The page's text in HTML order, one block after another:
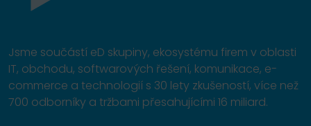
Jsme součástí eD skupiny, ekosystému firem v oblasti
IT, obchodu, softwarových řešení, komunikace, e-
commerce a technologií s 30 lety zkušeností, více než
700 odborníky a tržbami přesahujícími 16 miliard.